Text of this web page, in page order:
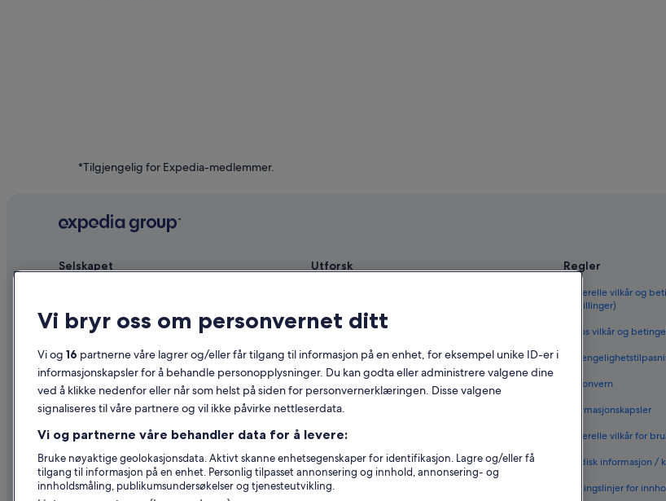
*Tilgjengelig for Expedia-medlemmer.
Selskapet
Ledige stillinger
Partnerskap
Advertising
Utforsk
Hoteller i Norge
Pakkereiser i Norge
Flyreiser innenlands
Regler
Generelle vilkår og
bestillinger)
Vrbos vilkår og
Personvern
Informasjonskapsler
Generelle vilkår for
Juridisk informasjon /
Retningslinjer for
Vi bryr oss om personvernet ditt
Vi og 16 partnerne våre lagrer og/eller får tilgang til informasjon på en enhet, for eksempel unike ID-er i
informasjonskapsler for å behandle personopplysninger. Du kan godta eller administrere valgene dine
ved å klikke nedenfor eller når som helst på siden for personvernerklæringen. Disse valgene
signaliseres til våre partnere og vil ikke påvirke nettleserdata.
Vi og partnerne våre behandler data for å levere:
Bruke nøyaktige geolokasjonsdata. Aktivt skanne enhetsegenskaper for identifikasjon. Lagre og/eller få
tilgang til informasjon på en enhet. Personlig tilpasset annonsering og innhold, annonsering- og
innholdsmåling, publikumsundersøkelser og tjenesteutvikling.